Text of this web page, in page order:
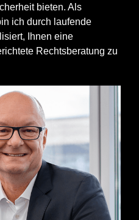
bieten. Als
ich durch laufende
Ihnen eine
Rechtsberatung zu